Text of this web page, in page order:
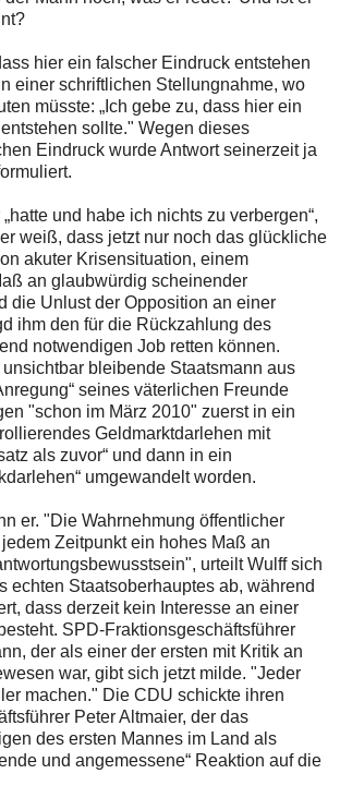
hier ein falscher Eindruck entstehen
einer schriftlichen Stellungnahme, wo
müsste: „Ich gebe zu, dass hier ein
sollte." Wegen dieses
Eindruck wurde Antwort seinerzeit ja
und habe ich nichts zu verbergen“,
weiß, dass jetzt nur noch das glückliche
akuter Krisensituation, einem
an glaubwürdig scheinender
die Unlust der Opposition an einer
ihm den für die Rückzahlung des
notwendigen Job retten können.
bleibende Staatsmann aus
seines väterlichen Freunde
"schon im März 2010" zuerst in ein
Geldmarktdarlehen mit
als zuvor“ und dann in ein
umgewandelt worden.
er. "Die Wahrnehmung öffentlicher
Zeitpunkt ein hohes Maß an
urteilt Wulff sich
echten Staatsoberhauptes ab, während
dass derzeit kein Interesse an einer
SPD-Fraktionsgeschäftsführer
der als einer der ersten mit Kritik an
war, gibt sich jetzt milde. "Jeder
machen." Die CDU schickte ihren
Peter Altmaier, der das
des ersten Mannes im Land als
und angemessene“ Reaktion auf die